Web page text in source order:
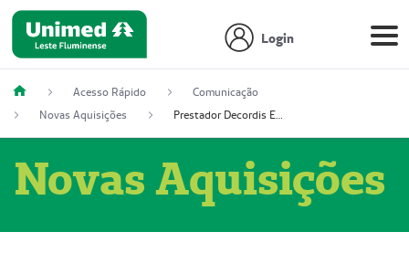
Login
Acesso Rápido
Comunicação
Novas Aquisições
Prestador Decordis Exames Cardiológicos LTDA (51004346-0)
Novas Aquisições